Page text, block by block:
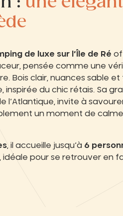
de luxe sur l’Île de Ré
pensée comme une
Bois clair, nuances sable
du chic rétais. Sa
l’Atlantique, invite à
un moment de
, il accueille jusqu’à 6
, idéale pour se retrouver en